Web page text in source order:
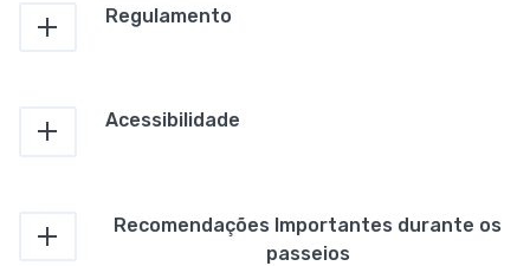
Regulamento
Acessibilidade
Recomendações Importantes durante os
passeios